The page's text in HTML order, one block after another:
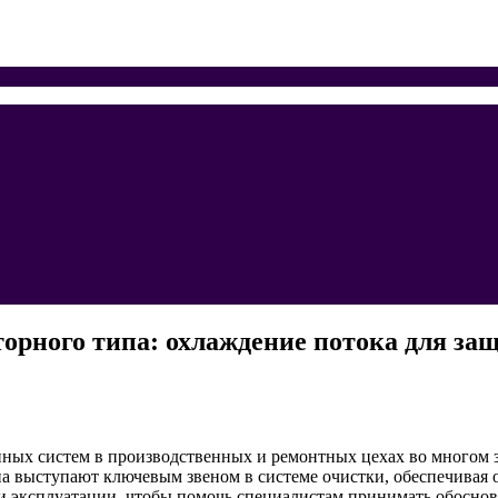
типа: охлаждение потока для
систем в производственных и ремонтных цехах во многом
выступают ключевым звеном в системе очистки,